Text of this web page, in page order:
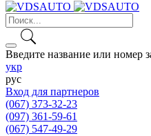
Введите название или номер
укр
рус
Вход для партнеров
(067) 373-32-23
(097) 361-59-61
(067) 547-49-29